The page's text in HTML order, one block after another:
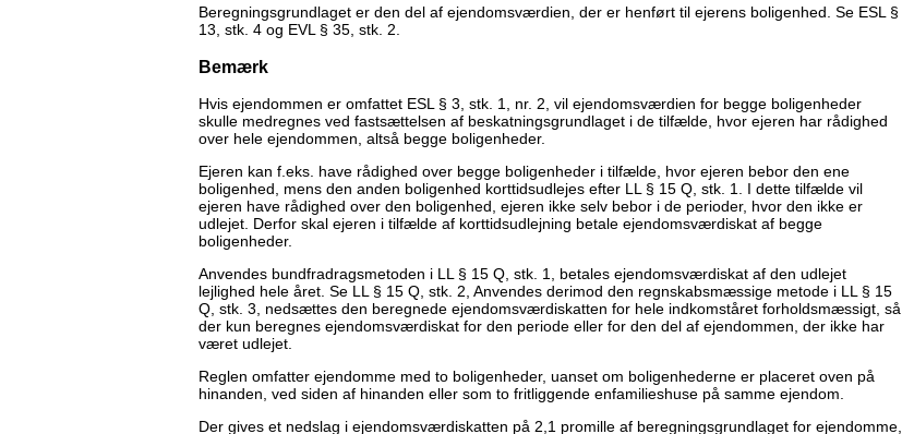
Beregningsgrundlaget er den del af ejendomsværdien, der er henført til ejerens boligenhed. Se ESL §
13, stk. 4 og EVL § 35, stk. 2.
Bemærk
Hvis ejendommen er omfattet ESL § 3, stk. 1, nr. 2, vil ejendomsværdien for begge boligenheder
skulle medregnes ved fastsættelsen af beskatningsgrundlaget i de tilfælde, hvor ejeren har rådighed
over hele ejendommen, altså begge boligenheder.
Ejeren kan f.eks. have rådighed over begge boligenheder i tilfælde, hvor ejeren bebor den ene
boligenhed, mens den anden boligenhed korttidsudlejes efter LL § 15 Q, stk. 1. I dette tilfælde vil
ejeren have rådighed over den boligenhed, ejeren ikke selv bebor i de perioder, hvor den ikke er
udlejet. Derfor skal ejeren i tilfælde af korttidsudlejning betale ejendomsværdiskat af begge
boligenheder.
Anvendes bundfradragsmetoden i LL § 15 Q, stk. 1, betales ejendomsværdiskat af den udlejet
lejlighed hele året. Se LL § 15 Q, stk. 2, Anvendes derimod den regnskabsmæssige metode i LL § 15
Q, stk. 3, nedsættes den beregnede ejendomsværdiskatten for hele indkomståret forholdsmæssigt, så
der kun beregnes ejendomsværdiskat for den periode eller for den del af ejendommen, der ikke har
været udlejet.
Reglen omfatter ejendomme med to boligenheder, uanset om boligenhederne er placeret oven på
hinanden, ved siden af hinanden eller som to fritliggende enfamilieshuse på samme ejendom.
Der gives et nedslag i ejendomsværdiskatten på 2,1 promille af beregningsgrundlaget for ejendomme,